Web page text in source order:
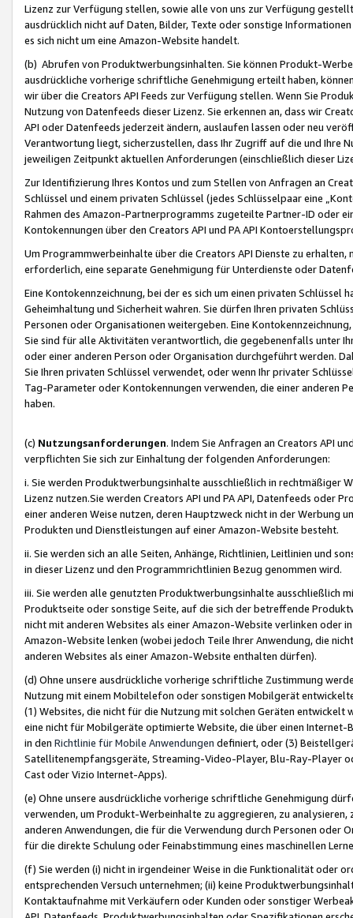
Lizenz zur Verfügung stellen, sowie alle von uns zur Verfügung
ausdrücklich nicht auf Daten, Bilder, Texte oder sonstige
es sich nicht um eine Amazon-Website handelt.
(b) Abrufen von Produktwerbungsinhalten. Sie können Produkt-
ausdrückliche vorherige schriftliche Genehmigung erteilt haben,
wir über die Creators API Feeds zur Verfügung stellen. Wenn Sie
Nutzung von Datenfeeds dieser Lizenz. Sie erkennen an, dass wir
API oder Datenfeeds jederzeit ändern, auslaufen lassen oder neu
Verantwortung liegt, sicherzustellen, dass Ihr Zugriff auf die und Ihre
jeweiligen Zeitpunkt aktuellen Anforderungen (einschließlich dieser
Zur Identifizierung Ihres Kontos und zum Stellen von Anfragen an
Schlüssel und einem privaten Schlüssel (jedes Schlüsselpaar eine
Rahmen des Amazon-Partnerprogramms zugeteilte Partner-ID oder
Kontokennungen über den Creators API und PA API
Um Programmwerbeinhalte über die Creators API Dienste zu
erforderlich, eine separate Genehmigung für Unterdienste oder
Eine Kontokennzeichnung, bei der es sich um einen privaten
Geheimhaltung und Sicherheit wahren. Sie dürfen Ihren privaten
Personen oder Organisationen weitergeben. Eine
Sie sind für alle Aktivitäten verantwortlich, die gegebenenfalls unter
oder einer anderen Person oder Organisation durchgeführt werden.
Sie Ihren privaten Schlüssel verwendet, oder wenn Ihr privater
Tag-Parameter oder Kontokennungen verwenden, die einer anderen
haben.
(c) Nutzungsanforderungen. Indem Sie Anfragen an Creators API
verpflichten Sie sich zur Einhaltung der folgenden Anforderungen:
i. Sie werden Produktwerbungsinhalte ausschließlich in rechtmäßiger
Lizenz nutzen.Sie werden Creators API und PA API, Datenfeeds oder
einer anderen Weise nutzen, deren Hauptzweck nicht in der Werbung
Produkten und Dienstleistungen auf einer Amazon-Website besteht.
ii. Sie werden sich an alle Seiten, Anhänge, Richtlinien, Leitlinien und
in dieser Lizenz und den Programmrichtlinien Bezug genommen wird.
iii. Sie werden alle genutzten Produktwerbungsinhalte ausschließlich
Produktseite oder sonstige Seite, auf die sich der betreffende
nicht mit anderen Websites als einer Amazon-Website verlinken oder
Amazon-Website lenken (wobei jedoch Teile Ihrer Anwendung, die
anderen Websites als einer Amazon-Website enthalten dürfen).
(d) Ohne unsere ausdrückliche vorherige schriftliche Zustimmung
Nutzung mit einem Mobiltelefon oder sonstigen Mobilgerät
(1) Websites, die nicht für die Nutzung mit solchen Geräten
eine nicht für Mobilgeräte optimierte Website, die über einen
in den Richtlinie für Mobile Anwendungen definiert, oder (3)
Satellitenempfangsgeräte, Streaming-Video-Player, Blu-Ray-Player
Cast oder Vizio Internet-Apps).
(e) Ohne unsere ausdrückliche vorherige schriftliche Genehmigung
verwenden, um Produkt-Werbeinhalte zu aggregieren, zu
anderen Anwendungen, die für die Verwendung durch Personen
für die direkte Schulung oder Feinabstimmung eines maschinellen
(f) Sie werden (i) nicht in irgendeiner Weise in die Funktionalität oder
entsprechenden Versuch unternehmen; (ii) keine
Kontaktaufnahme mit Verkäufern oder Kunden oder sonstiger